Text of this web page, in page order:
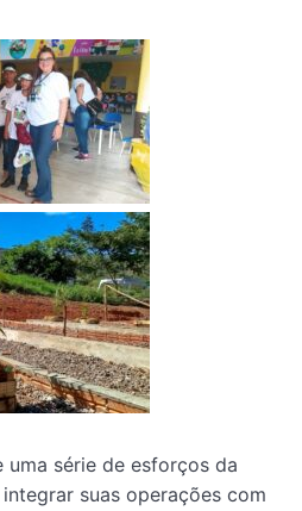
série de esforços da
suas operações com